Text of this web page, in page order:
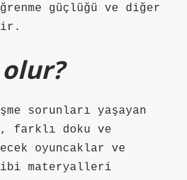
güçlüğü ve diğer
sorunları yaşayan
farklı doku ve
oyuncaklar ve
materyalleri